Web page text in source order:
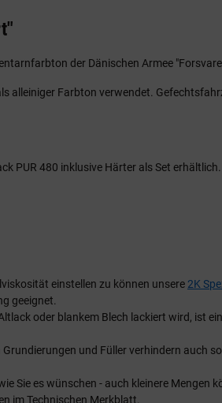
der Dänischen Armee
alleiniger Farbton verwendet.
PUR 480 inklusive Härter als Set erhältlich.
einstellen zu können unsere 2K
geeignet.
oder blankem Blech lackiert wird, ist
und Füller verhindern auch
Sie es wünschen - auch kleinere Mengen
im Technischen Merkblatt.